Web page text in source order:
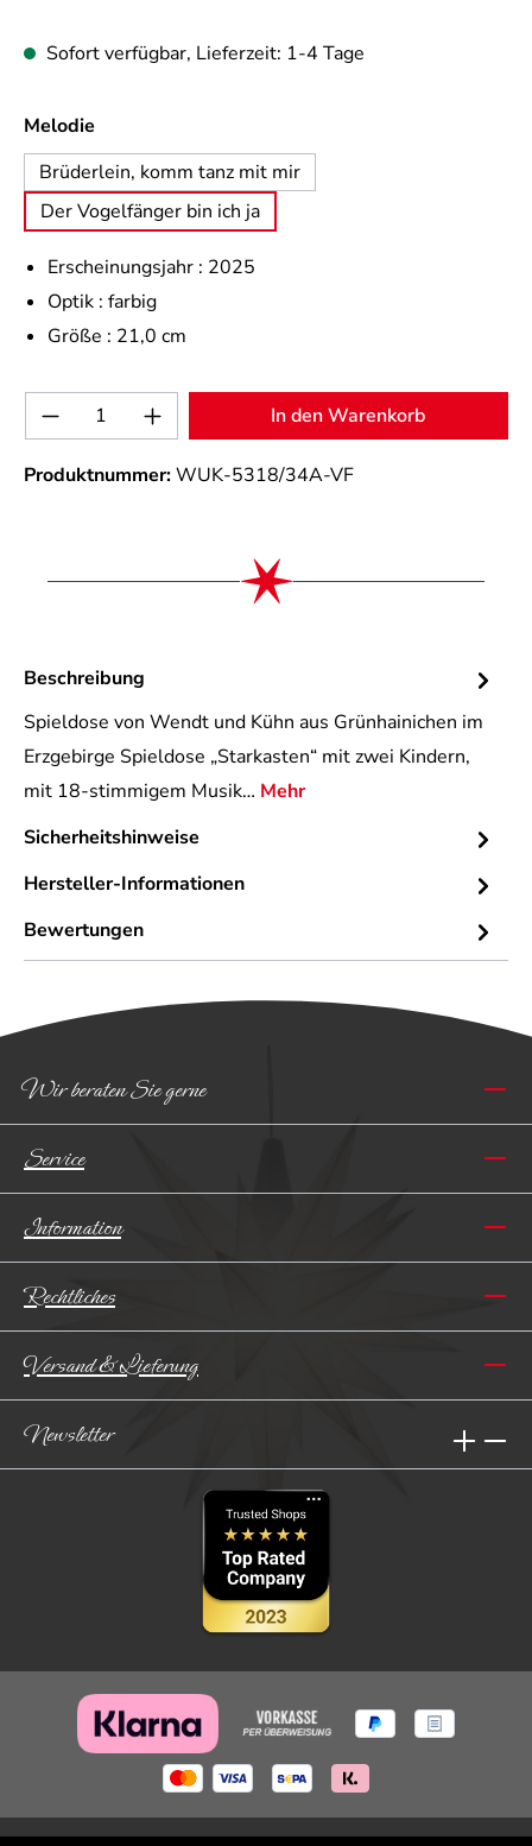
Sofort verfügbar, Lieferzeit: 1-4 Tage
Melodie
Brüderlein, komm tanz mit mir
Der Vogelfänger bin ich ja
Erscheinungsjahr : 2025
Optik : farbig
Größe : 21,0 cm
Produkt Anzahl: Gib den gewünschten
In den Warenkorb
Produktnummer:WUK-5318/34A-VF
Beschreibung
Spieldose von Wendt und Kühn aus Grünhainichen im
Erzgebirge Spieldose „Starkasten“ mit zwei Kindern,
mit 18-stimmigem Musik… Mehr
Sicherheitshinweise
Hersteller-Informationen
Bewertungen
Wir beraten Sie gerne
Service
Information
Rechtliches
Versand & Lieferung
Newsletter